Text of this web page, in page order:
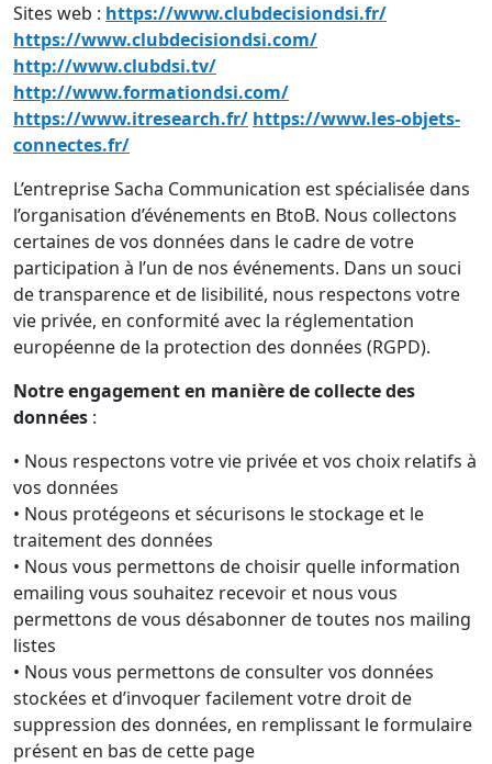
Sites web : https://www.clubdecisiondsi.fr/
https://www.clubdecisiondsi.com/
http://www.clubdsi.tv/
http://www.formationdsi.com/
https://www.itresearch.fr/ https://www.les-objets-
connectes.fr/
L’entreprise Sacha Communication est spécialisée dans
l’organisation d’événements en BtoB. Nous collectons
certaines de vos données dans le cadre de votre
participation à l’un de nos événements. Dans un souci
de transparence et de lisibilité, nous respectons votre
vie privée, en conformité avec la réglementation
européenne de la protection des données (RGPD).
Notre engagement en manière de collecte des
données :
• Nous respectons votre vie privée et vos choix relatifs à
vos données
• Nous protégeons et sécurisons le stockage et le
traitement des données
• Nous vous permettons de choisir quelle information
emailing vous souhaitez recevoir et nous vous
permettons de vous désabonner de toutes nos mailing
listes
• Nous vous permettons de consulter vos données
stockées et d’invoquer facilement votre droit de
suppression des données, en remplissant le formulaire
présent en bas de cette page